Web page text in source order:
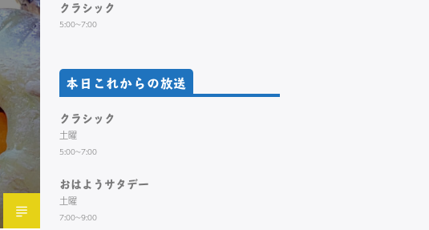
クラシック
5:00~7:00
本日これからの放送
クラシック
土曜
5:00~7:00
おはようサタデー
土曜
7:00~9:00